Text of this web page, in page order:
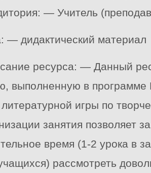
— Учитель
— дидактический материал
ресурса: — Данный
выполненную в программе
игры по
занятия позволяет
время (1-2 урока в
рассмотреть